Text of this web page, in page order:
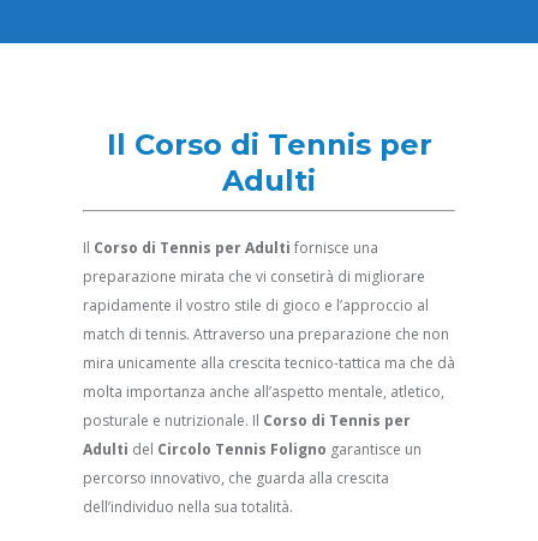
Il Corso di Tennis per
Adulti
Il Corso di Tennis per Adulti fornisce una
preparazione mirata che vi consetirà di migliorare
rapidamente il vostro stile di gioco e l’approccio al
match di tennis. Attraverso una preparazione che non
mira unicamente alla crescita tecnico-tattica ma che dà
molta importanza anche all’aspetto mentale, atletico,
posturale e nutrizionale. Il Corso di Tennis per
Adulti del Circolo Tennis Foligno garantisce un
percorso innovativo, che guarda alla crescita
dell’individuo nella sua totalità.